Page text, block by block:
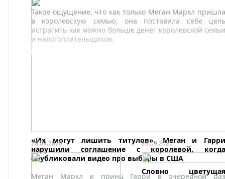
Такое ощущение, что как только Меган Маркл пришла
в королевскую семью, она поставила себе цель
истратить как можно больше денег королевской семьи
и налогоплательщиков.
«Их могут лишить титулов». Меган и Гарри
нарушили соглашение с королевой, когда
опубликовали видео про выборы в США
Меган Маркл и принц Гарри в очередной раз
28.09.2020 28.09.2020
Словно цветущая